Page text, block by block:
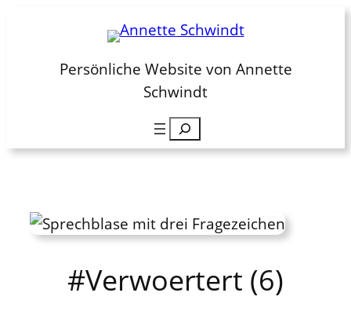
springenPersönliche Website von Annette
Schwindt
Suchen
#Verwoertert (6)